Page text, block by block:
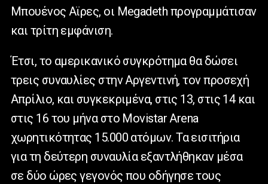
Μπουένος Αϊρες, οι Megadeth προγραμμάτισαν
και τρίτη εμφάνιση.
Έτσι, το αμερικανικό συγκρότημα θα δώσει
τρεις συναυλίες στην Αργεντινή, τον προσεχή
Απρίλιο, και συγκεκριμένα, στις 13, στις 14 και
στις 16 του μήνα στο Movistar Arena
χωρητικότητας 15.000 ατόμων. Τα εισιτήρια
για τη δεύτερη συναυλία εξαντλήθηκαν μέσα
σε δύο ώρες γεγονός που οδήγησε τους